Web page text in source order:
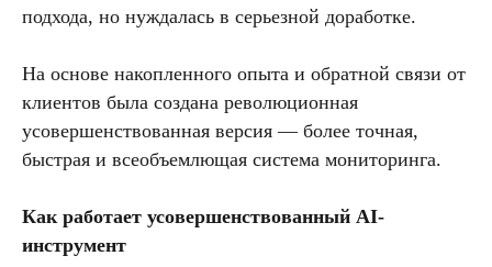
подхода, но нуждалась в серьезной доработке.
На основе накопленного опыта и обратной связи от
клиентов была создана революционная
усовершенствованная версия — более точная,
быстрая и всеобъемлющая система мониторинга.
Как работает усовершенствованный AI-
инструмент